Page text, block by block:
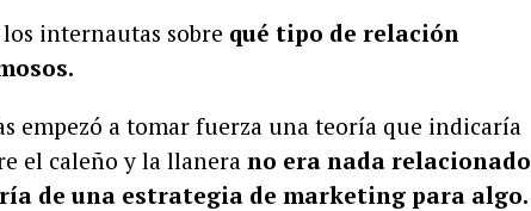
internautas sobre qué tipo de relación
empezó a tomar fuerza una teoría que indicaría
el caleño y la llanera no era nada relacionado
de una estrategia de marketing para algo.